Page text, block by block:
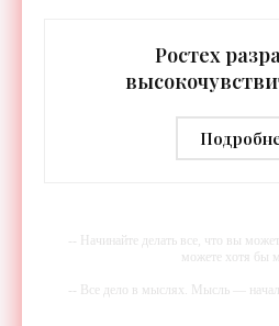
Ростех
дальностью
-
-- Начинайте делать все, что вы
можете хотя бы
-- Все дело в мыслях. Мысль —